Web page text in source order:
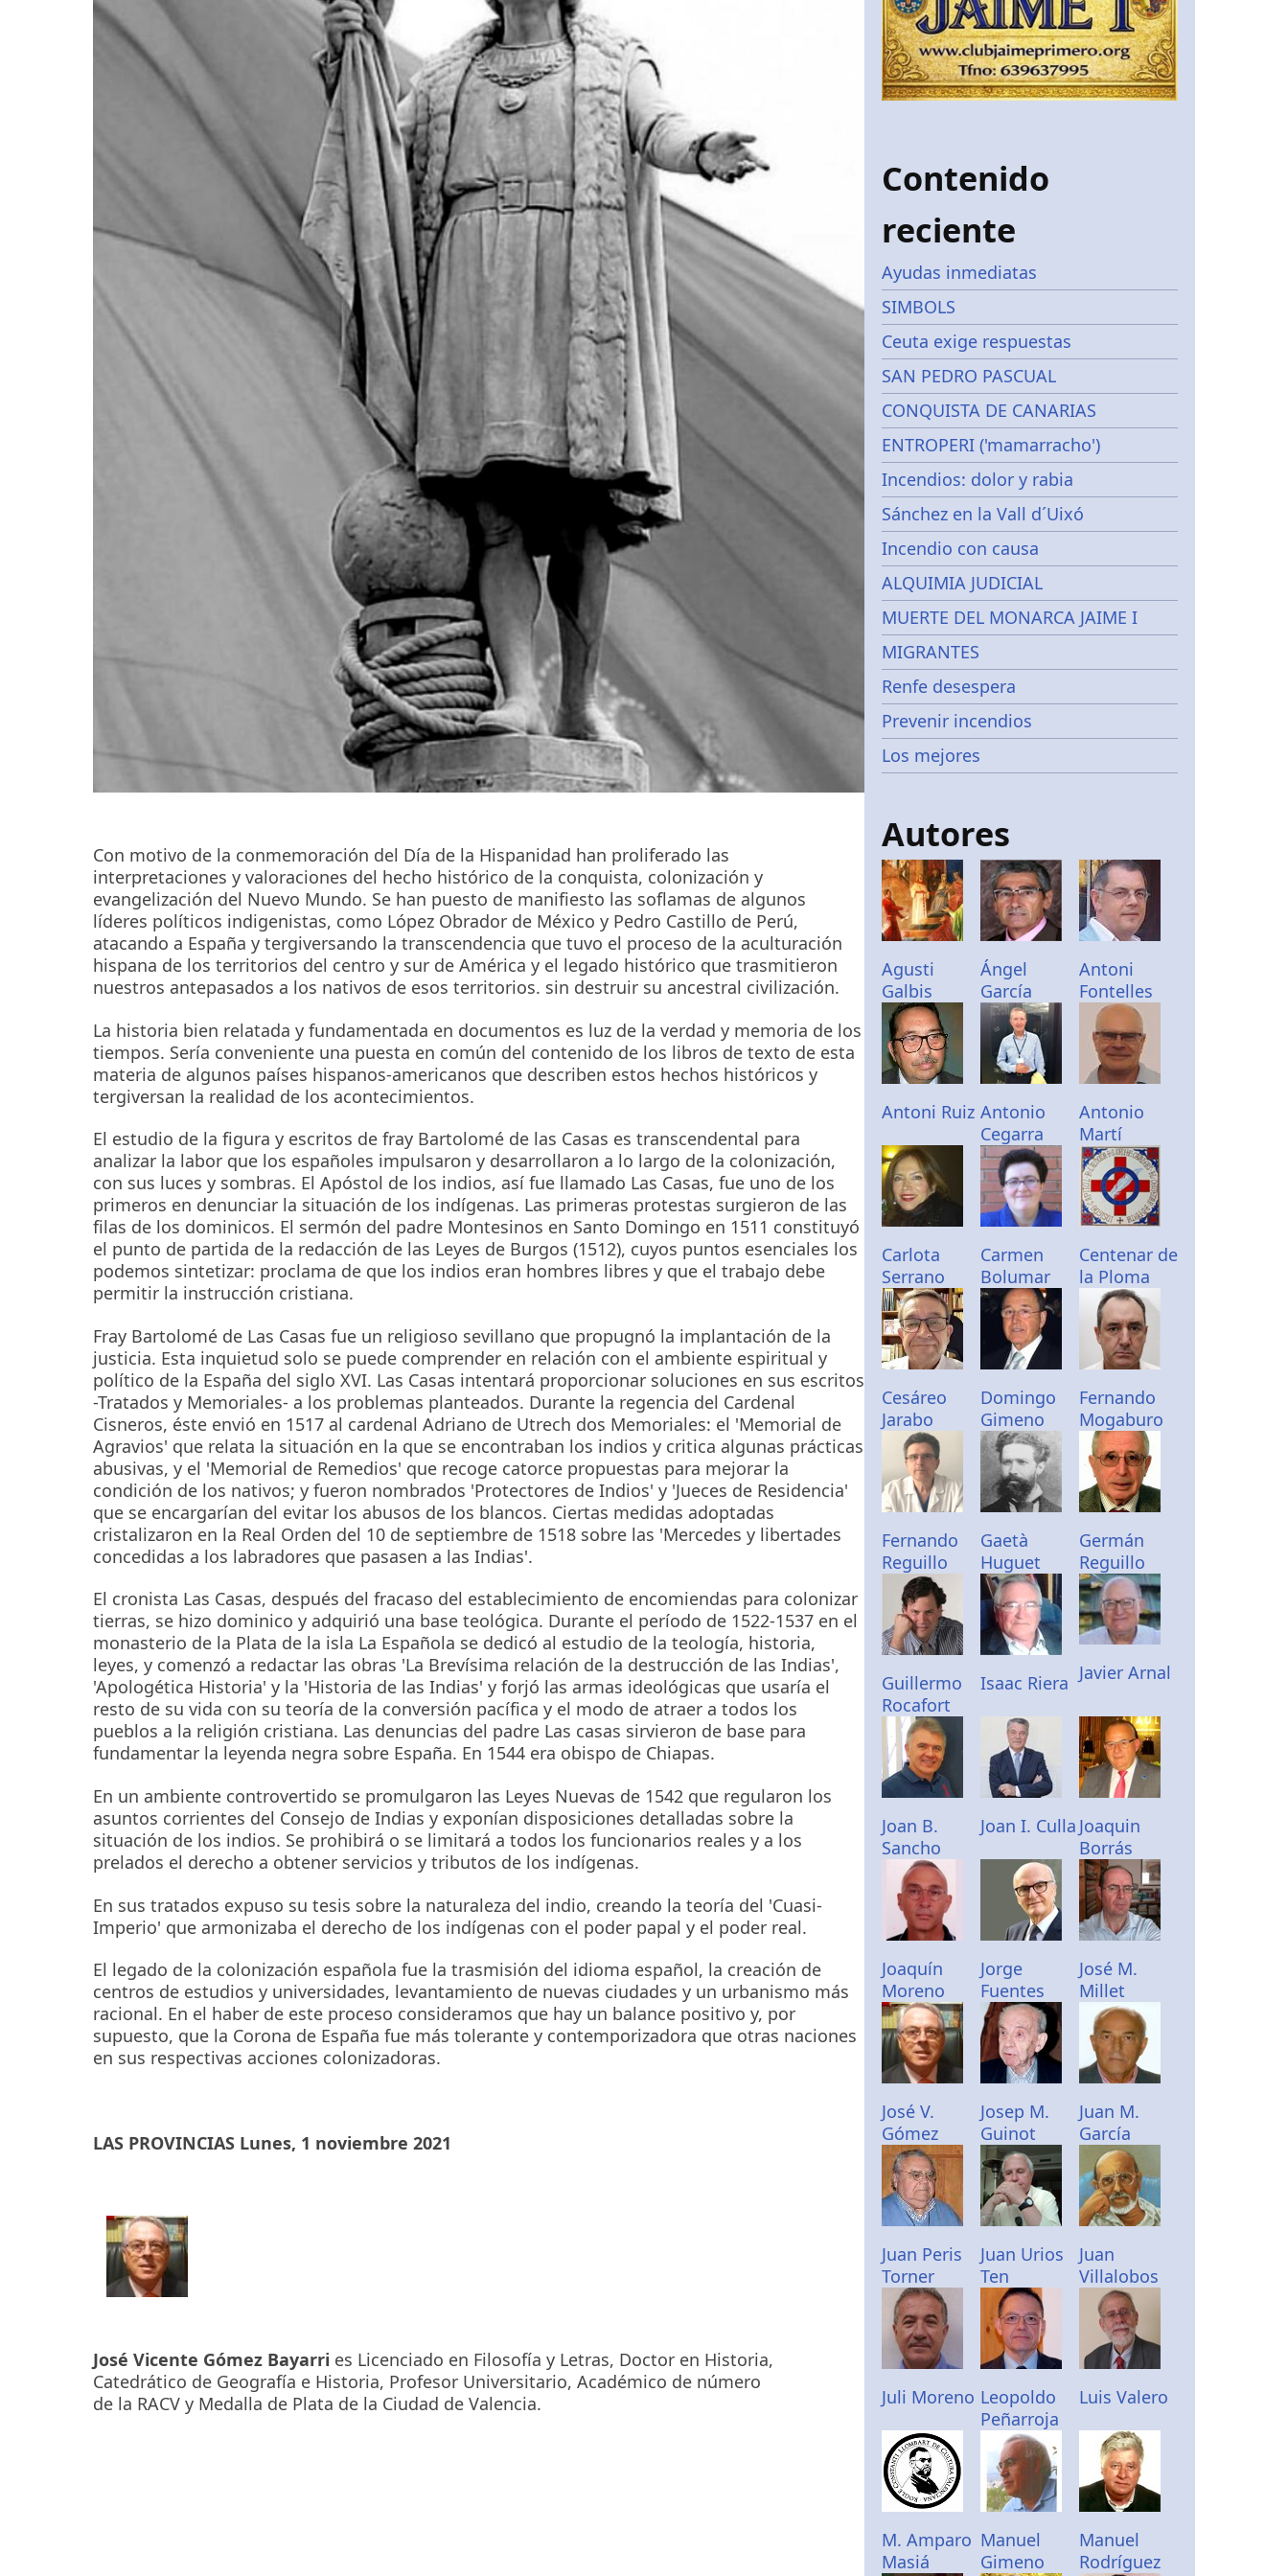
Con motivo de la conmemoración del Día de la Hispanidad han proliferado las
interpretaciones y valoraciones del hecho histórico de la conquista, colonización y
evangelización del Nuevo Mundo. Se han puesto de manifiesto las soflamas de algunos
líderes políticos indigenistas, como López Obrador de México y Pedro Castillo de Perú,
atacando a España y tergiversando la transcendencia que tuvo el proceso de la aculturación
hispana de los territorios del centro y sur de América y el legado histórico que trasmitieron
nuestros antepasados a los nativos de esos territorios. sin destruir su ancestral civilización.
La historia bien relatada y fundamentada en documentos es luz de la verdad y memoria de los
tiempos. Sería conveniente una puesta en común del contenido de los libros de texto de esta
materia de algunos países hispanos-americanos que describen estos hechos históricos y
tergiversan la realidad de los acontecimientos.
El estudio de la figura y escritos de fray Bartolomé de las Casas es transcendental para
analizar la labor que los españoles impulsaron y desarrollaron a lo largo de la colonización,
con sus luces y sombras. El Apóstol de los indios, así fue llamado Las Casas, fue uno de los
primeros en denunciar la situación de los indígenas. Las primeras protestas surgieron de las
filas de los dominicos. El sermón del padre Montesinos en Santo Domingo en 1511 constituyó
el punto de partida de la redacción de las Leyes de Burgos (1512), cuyos puntos esenciales los
podemos sintetizar: proclama de que los indios eran hombres libres y que el trabajo debe
permitir la instrucción cristiana.
Fray Bartolomé de Las Casas fue un religioso sevillano que propugnó la implantación de la
justicia. Esta inquietud solo se puede comprender en relación con el ambiente espiritual y
político de la España del siglo XVI. Las Casas intentará proporcionar soluciones en sus escritos
-Tratados y Memoriales- a los problemas planteados. Durante la regencia del Cardenal
Cisneros, éste envió en 1517 al cardenal Adriano de Utrech dos Memoriales: el 'Memorial de
Agravios' que relata la situación en la que se encontraban los indios y critica algunas prácticas
abusivas, y el 'Memorial de Remedios' que recoge catorce propuestas para mejorar la
condición de los nativos; y fueron nombrados 'Protectores de Indios' y 'Jueces de Residencia'
que se encargarían del evitar los abusos de los blancos. Ciertas medidas adoptadas
cristalizaron en la Real Orden del 10 de septiembre de 1518 sobre las 'Mercedes y libertades
concedidas a los labradores que pasasen a las Indias'.
El cronista Las Casas, después del fracaso del establecimiento de encomiendas para colonizar
tierras, se hizo dominico y adquirió una base teológica. Durante el período de 1522-1537 en el
monasterio de la Plata de la isla La Española se dedicó al estudio de la teología, historia,
leyes, y comenzó a redactar las obras 'La Brevísima relación de la destrucción de las Indias',
'Apologética Historia' y la 'Historia de las Indias' y forjó las armas ideológicas que usaría el
resto de su vida con su teoría de la conversión pacífica y el modo de atraer a todos los
pueblos a la religión cristiana. Las denuncias del padre Las casas sirvieron de base para
fundamentar la leyenda negra sobre España. En 1544 era obispo de Chiapas.
En un ambiente controvertido se promulgaron las Leyes Nuevas de 1542 que regularon los
asuntos corrientes del Consejo de Indias y exponían disposiciones detalladas sobre la
situación de los indios. Se prohibirá o se limitará a todos los funcionarios reales y a los
prelados el derecho a obtener servicios y tributos de los indígenas.
En sus tratados expuso su tesis sobre la naturaleza del indio, creando la teoría del 'Cuasi-
Imperio' que armonizaba el derecho de los indígenas con el poder papal y el poder real.
El legado de la colonización española fue la trasmisión del idioma español, la creación de
centros de estudios y universidades, levantamiento de nuevas ciudades y un urbanismo más
racional. En el haber de este proceso consideramos que hay un balance positivo y, por
supuesto, que la Corona de España fue más tolerante y contemporizadora que otras naciones
en sus respectivas acciones colonizadoras.
LAS PROVINCIAS Lunes, 1 noviembre 2021
José Vicente Gómez Bayarri es Licenciado en Filosofía y Letras, Doctor en Historia,
Catedrático de Geografía e Historia, Profesor Universitario, Académico de número
de la RACV y Medalla de Plata de la Ciudad de Valencia.
Contenido
reciente
Ayudas inmediatas
SIMBOLS
Ceuta exige respuestas
SAN PEDRO PASCUAL
CONQUISTA DE CANARIAS
ENTROPERI ('mamarracho')
Incendios: dolor y rabia
Sánchez en la Vall d´Uixó
Incendio con causa
ALQUIMIA JUDICIAL
MUERTE DEL MONARCA JAIME I
MIGRANTES
Renfe desespera
Prevenir incendios
Los mejores
Autores
Agusti
Galbis
Ángel
García
Antoni
Fontelles
Antoni Ruiz Antonio
Cegarra
Antonio
Martí
Carlota
Serrano
Carmen
Bolumar
Centenar de
la Ploma
Cesáreo
Jarabo
Domingo
Gimeno
Fernando
Mogaburo
Fernando
Reguillo
Gaetà
Huguet
Germán
Reguillo
Guillermo
Rocafort
Isaac Riera Javier Arnal
Joan B.
Sancho
Joan I. Culla Joaquin
Borrás
Joaquín
Moreno
Jorge
Fuentes
José M.
Millet
José V.
Gómez
Josep M.
Guinot
Juan M.
García
Juan Peris
Torner
Juan Urios
Ten
Juan
Villalobos
Juli Moreno Leopoldo
Peñarroja
Luis Valero
M. Amparo
Masiá
Manuel
Gimeno
Manuel
Rodríguez